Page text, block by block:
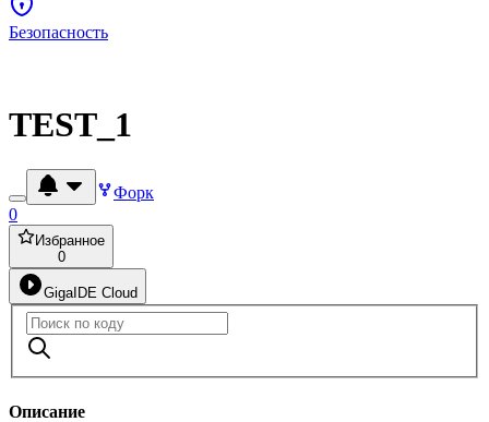
Безопасность
TEST_1
Форк
0
Избранное
0
GigaIDE Cloud
Описание